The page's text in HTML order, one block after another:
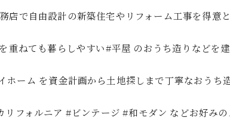
で自由設計の新築住宅やリフォーム工事を得意と
重ねても暮らしやすい#平屋 のおうち造りなどを
ホーム を資金計画から土地探しまで丁寧なおうち
フォルニア #ビンテージ #和モダン などお好み